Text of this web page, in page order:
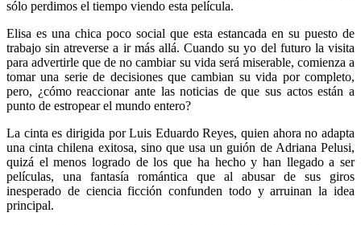
sólo perdimos el tiempo viendo esta película.
Elisa es una chica poco social que esta estancada en su puesto de
trabajo sin atreverse a ir más allá. Cuando su yo del futuro la visita
para advertirle que de no cambiar su vida será miserable, comienza a
tomar una serie de decisiones que cambian su vida por completo,
pero, ¿cómo reaccionar ante las noticias de que sus actos están a
punto de estropear el mundo entero?
La cinta es dirigida por Luis Eduardo Reyes, quien ahora no adapta
una cinta chilena exitosa, sino que usa un guión de Adriana Pelusi,
quizá el menos logrado de los que ha hecho y han llegado a ser
películas, una fantasía romántica que al abusar de sus giros
inesperado de ciencia ficción confunden todo y arruinan la idea
principal.